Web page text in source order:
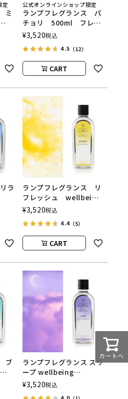
定
ミ
ー
公式オンラインショップ限定
ランプフレグランス パ
チョリ 500ml フレグ
ランスランプ用オイル
ASHLEIGH&BURWOOD
（アシュレイアンドバー
ウッド）
¥3,520税込
4.5 （12）
CART
ラ
ー
ランプフレグランス リ
フレッシュ wellbeing
500ml フレグランスラ
ンプ用オイル
ASHLEIGH&BURWOOD
（アシュレイアンドバー
ウッド）
¥3,520税込
4.4（5）
CART
ブ
ランプフレグランス スリ
ープ wellbeing
500ml フレグランスラ
ンプ用オイル
¥3,520税込
カートへ